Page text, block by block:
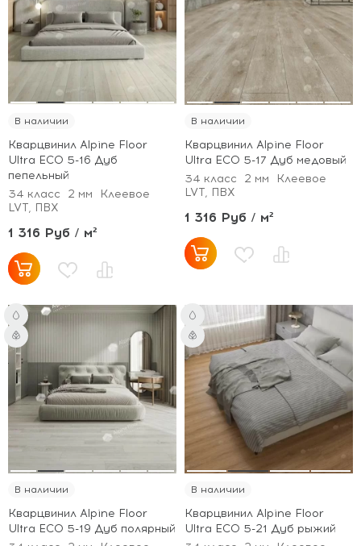
В наличии
Кварцвинил Alpine Floor
Ultra ECO 5-16 Дуб
пепельный
34 класс
2 мм
Клеевое
LVT, ПВХ
1 316 Руб / м²
В наличии
Кварцвинил Alpine Floor
Ultra ECO 5-17 Дуб медовый
34 класс
2 мм
Клеевое
LVT, ПВХ
1 316 Руб / м²
В наличии
Кварцвинил Alpine Floor
Ultra ECO 5-19 Дуб полярный
В наличии
Кварцвинил Alpine Floor
Ultra ECO 5-21 Дуб рыжий